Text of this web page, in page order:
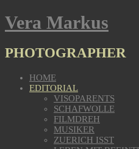
Vera Markus
PHOTOGRAPHER
HOME
EDITORIAL
VISOPARENTS
SCHAFWOLLE
FILMDREH
MUSIKER
ZUERICH ISST